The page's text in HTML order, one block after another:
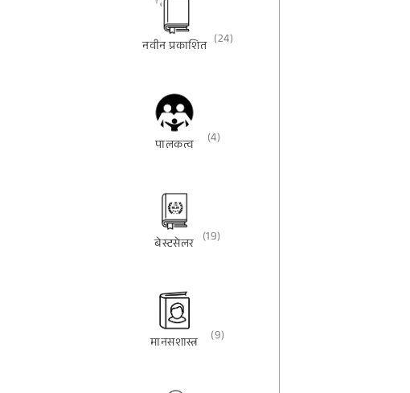
नवीन प्रकाशित (24)
पालकत्व (4)
बेस्टसेलर (19)
मानसशास्त्र (9)